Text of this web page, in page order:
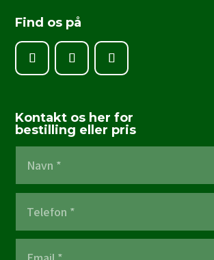
Find os på
Kontakt os her for
bestilling eller pris